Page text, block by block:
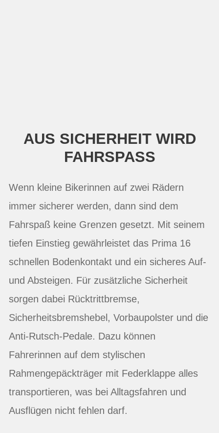
AUS SICHERHEIT WIRD
FAHRSPASS
Wenn kleine Bikerinnen auf zwei Rädern
immer sicherer werden, dann sind dem
Fahrspaß keine Grenzen gesetzt. Mit seinem
tiefen Einstieg gewährleistet das Prima 16
schnellen Bodenkontakt und ein sicheres Auf-
und Absteigen. Für zusätzliche Sicherheit
sorgen dabei Rücktrittbremse,
Sicherheitsbremshebel, Vorbaupolster und die
Anti-Rutsch-Pedale. Dazu können
Fahrerinnen auf dem stylischen
Rahmengepäckträger mit Federklappe alles
transportieren, was bei Alltagsfahren und
Ausflügen nicht fehlen darf.